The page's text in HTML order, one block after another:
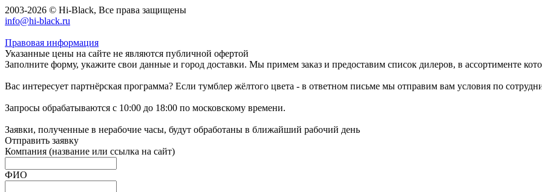
2003-2026 © Hi-Black, Все права защищены
info@hi-black.ru
Правовая информация
Указанные цены на сайте не являются публичной офертой
Заполните форму, укажите свои данные и город доставки. Мы примем заказ и предоставим список дилеров, в ассортименте
Вас интересует партнёрская программа? Если тумблер жёлтого цвета - в ответном письме мы отправим вам условия по
Запросы обрабатываются с 10:00 до 18:00 по московскому времени.
Заявки, полученные в нерабочие часы, будут обработаны в ближайший рабочий день
Отправить заявку
Компания (название или ссылка на сайт)
ФИО